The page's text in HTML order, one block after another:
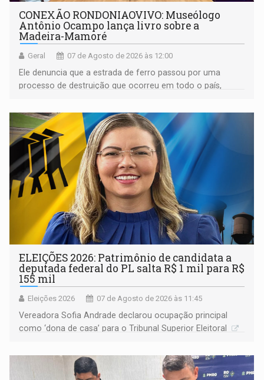
CONEXÃO RONDONIAOVIVO: Museólogo
Antônio Ocampo lança livro sobre a
Madeira-Mamoré
Geral 07 de Agosto de 2026 às 12:00
Ele denuncia que a estrada de ferro passou por uma
processo de destruição que ocorreu em todo o país,
ELEIÇÕES 2026: Patrimônio de candidata a
deputada federal do PL salta R$ 1 mil para R$
155 mil
Eleições 2026 07 de Agosto de 2026 às 11:45
Vereadora Sofia Andrade declarou ocupação principal
como ‘dona de casa’ para o Tribunal Superior Eleitoral